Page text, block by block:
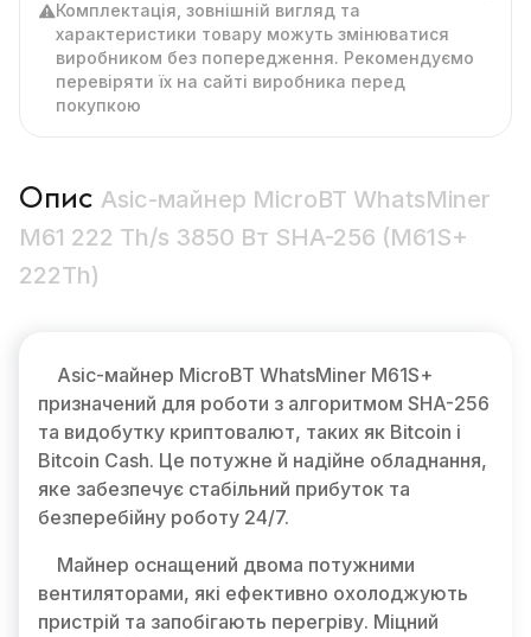
Комплектація, зовнішній вигляд та
характеристики товару можуть змінюватися
виробником без попередження. Рекомендуємо
перевіряти їх на сайті виробника перед
покупкою
Опис Asic-майнер MicroBT WhatsMiner
M61 222 Th/s 3850 Вт SHA-256 (M61S+
222Th)
Asic-майнер MicroBT WhatsMiner M61S+
призначений для роботи з алгоритмом SHA-256
та видобутку криптовалют, таких як Bitcoin і
Bitcoin Cash. Це потужне й надійне обладнання,
яке забезпечує стабільний прибуток та
безперебійну роботу 24/7.
Майнер оснащений двома потужними
вентиляторами, які ефективно охолоджують
пристрій та запобігають перегріву. Міцний